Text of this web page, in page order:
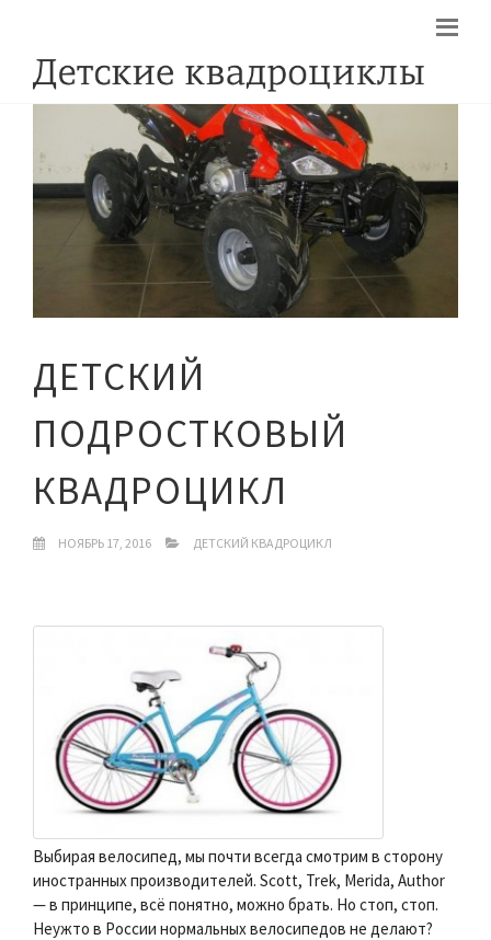
ДЕТСКИЙ
ПОДРОСТКОВЫЙ
КВАДРОЦИКЛ
НОЯБРЬ 17, 2016 ДЕТСКИЙ КВАДРОЦИКЛ
Выбирая велосипед, мы почти всегда смотрим в сторону
иностранных производителей. Scott, Trek, Merida, Author
— в принципе, всё понятно, можно брать. Но стоп, стоп.
Неужто в России нормальных велосипедов не делают?